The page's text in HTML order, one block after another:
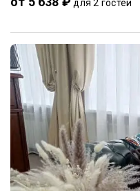
для 2 гостей